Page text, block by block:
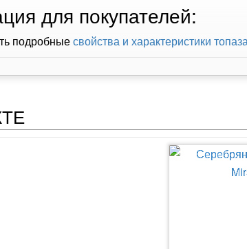
для покупателей:
подробныесвойства и характеристики